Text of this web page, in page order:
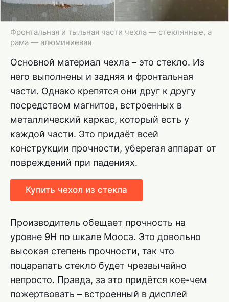
Фронтальная и тыльная части чехла — стеклянные, а
рама — алюминиевая
Основной материал чехла – это стекло. Из
него выполнены и задняя и фронтальная
части. Однако крепятся они друг к другу
посредством магнитов, встроенных в
металлический каркас, который есть у
каждой части. Это придаёт всей
конструкции прочности, уберегая аппарат от
повреждений при падениях.
Купить чехол из стекла
Производитель обещает прочность на
уровне 9H по шкале Мооса. Это довольно
высокая степень прочности, так что
поцарапать стекло будет чрезвычайно
непросто. Правда, за это придётся кое-чем
пожертвовать – встроенный в дисплей